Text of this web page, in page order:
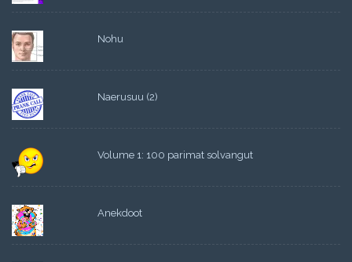
Nohu
Naerusuu (2)
Volume 1: 100 parimat solvangut
Anekdoot